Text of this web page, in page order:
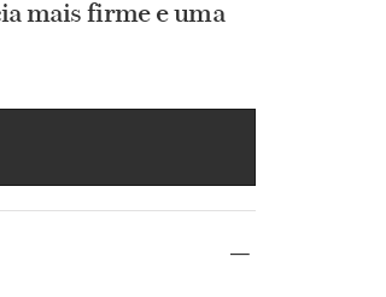
mais firme e uma